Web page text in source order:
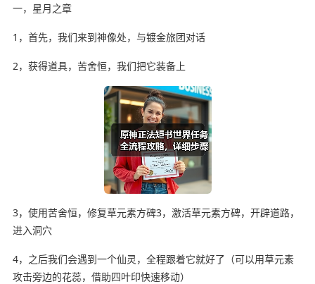
一，星月之章
1，首先，我们来到神像处，与镀金旅团对话
2，获得道具，苦舍恒，我们把它装备上
3，使用苦舍恒，修复草元素方碑3，激活草元素方碑，开辟道路，
进入洞穴
4，之后我们会遇到一个仙灵，全程跟着它就好了（可以用草元素
攻击旁边的花蕊，借助四叶印快速移动）